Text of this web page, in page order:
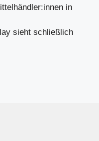
in
sieht schließlich